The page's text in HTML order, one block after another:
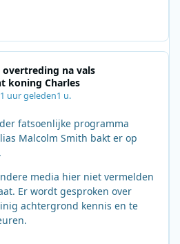
overtreding na vals
koning Charles
1 uur geleden1 u.
fatsoenlijke programma
media hier niet vermelden
Er wordt gesproken over
achtergrond kennis en te